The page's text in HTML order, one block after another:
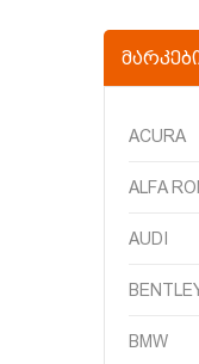
ACURA
ALFA
AUDI
BMW